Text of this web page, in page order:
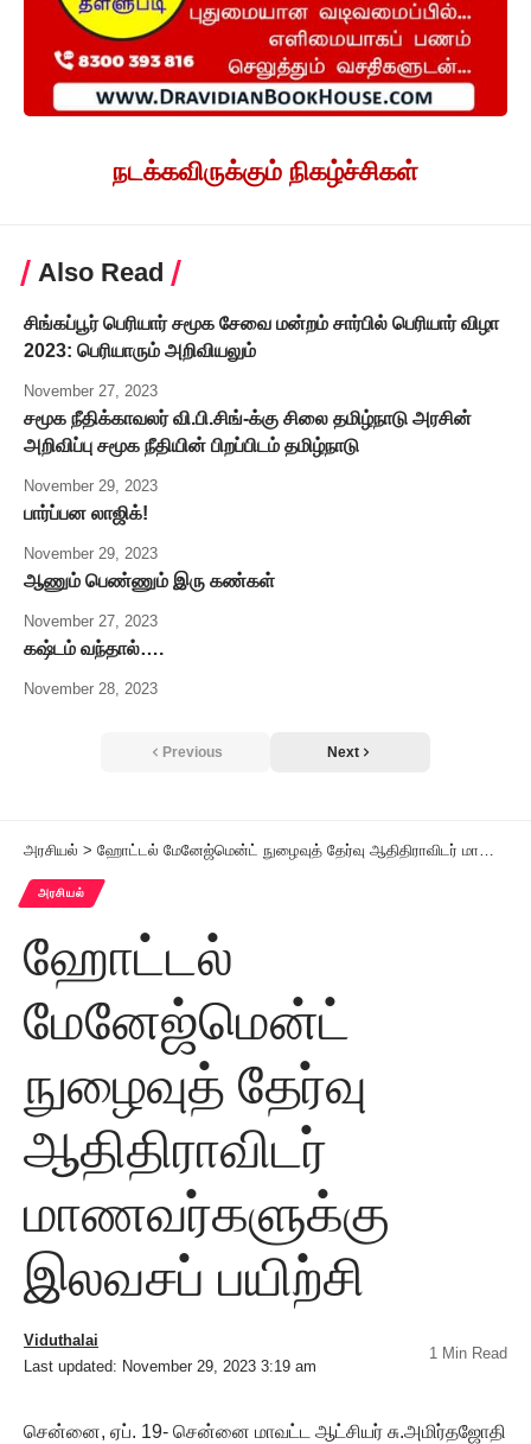
நடக்கவிருக்கும் நிகழ்ச்சிகள்
Also Read
சிங்கப்பூர் பெரியார் சமூக சேவை மன்றம் சார்பில் பெரியார் விழா
2023: பெரியாரும் அறிவியலும்
November 27, 2023
சமூக நீதிக்காவலர் வி.பி.சிங்-க்கு சிலை தமிழ்நாடு அரசின்
அறிவிப்பு சமூக நீதியின் பிறப்பிடம் தமிழ்நாடு
November 29, 2023
பார்ப்பன லாஜிக்!
November 29, 2023
ஆணும் பெண்ணும் இரு கண்கள்
November 27, 2023
கஷ்டம் வந்தால்….
November 28, 2023
Previous Next
அரசியல் > ஹோட்டல் மேனேஜ்மென்ட் நுழைவுத் தேர்வு ஆதிதிராவிடர் மாணவர்களுக்கு இலவசப் பயிற்சி
அரசியல்
ஹோட்டல்
மேனேஜ்மென்ட்
நுழைவுத் தேர்வு
ஆதிதிராவிடர்
மாணவர்களுக்கு
இலவசப் பயிற்சி
Last updated: November 29, 2023 3:19 am
Viduthalai
1 Min Read
சென்னை, ஏப். 19- சென்னை மாவட்ட ஆட்சியர் சு.அமிர்தஜோதி